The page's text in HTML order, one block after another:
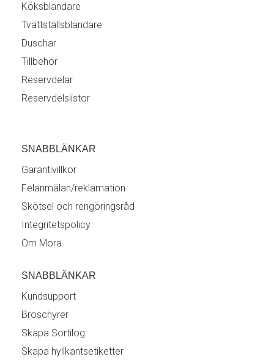
Köksblandare
Tvättställsblandare
Duschar
Tillbehör
Reservdelar
Reservdelslistor
SNABBLÄNKAR
Garantivillkor
Felanmälan/reklamation
Skötsel och rengöringsråd
Integritetspolicy
Om Mora
SNABBLÄNKAR
Kundsupport
Broschyrer
Skapa Sortilog
Skapa hyllkantsetiketter